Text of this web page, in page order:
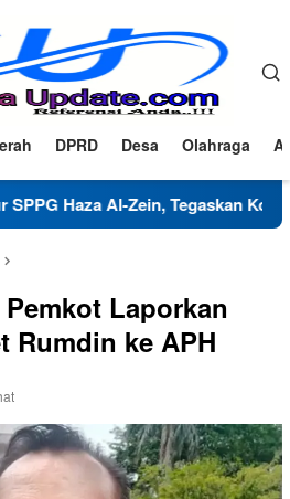
DPRD Desa Olahraga
Zein, Tegaskan Komitmen Jaga
Laporkan
Rumdin ke APH